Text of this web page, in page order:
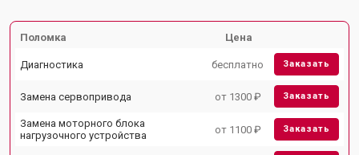
Поломка Цена
Диагностика бесплатно Заказать
Замена сервопривода от 1300 ₽ Заказать
Замена моторного блока
нагрузочного устройства
от 1100 ₽ Заказать